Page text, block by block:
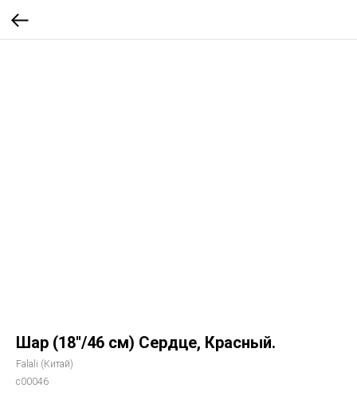
Шар (18''/46 см) Сердце, Красный.
Falali (Китай)
с00046